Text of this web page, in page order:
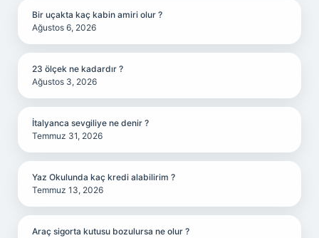
Bir uçakta kaç kabin amiri olur ?
Ağustos 6, 2026
23 ölçek ne kadardır ?
Ağustos 3, 2026
İtalyanca sevgiliye ne denir ?
Temmuz 31, 2026
Yaz Okulunda kaç kredi alabilirim ?
Temmuz 13, 2026
Araç sigorta kutusu bozulursa ne olur ?